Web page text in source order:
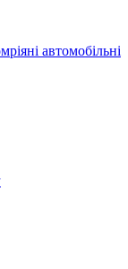
автомобільні